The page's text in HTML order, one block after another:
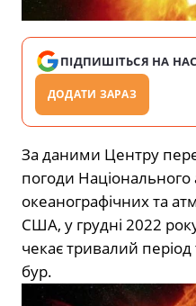
ПІДПИШІТЬСЯ НА НАС
ДОДАТИ ЗАРАЗ
За даними Центру
погоди Національного
океанографічних та
США, у грудні 2022
чекає тривалий
бур.